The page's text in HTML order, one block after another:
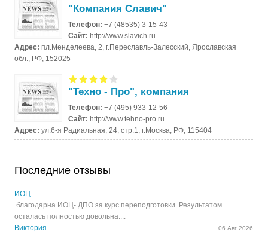
"Компания Славич"
Телефон:+7 (48535) 3-15-43
Сайт:http://www.slavich.ru
Адрес:пл.Менделеева, 2, г.Переславль-Залесский, Ярославская
обл., РФ, 152025
"Техно - Про", компания
Телефон:+7 (495) 933-12-56
Сайт:http://www.tehno-pro.ru
Адрес:ул.6-я Радиальная, 24, стр.1, г.Москва, РФ, 115404
Последние отзывы
ИОЦ
благодарна ИОЦ- ДПО за курс переподготовки. Результатом
осталась полностью довольна....
Виктория
06 Авг 2026